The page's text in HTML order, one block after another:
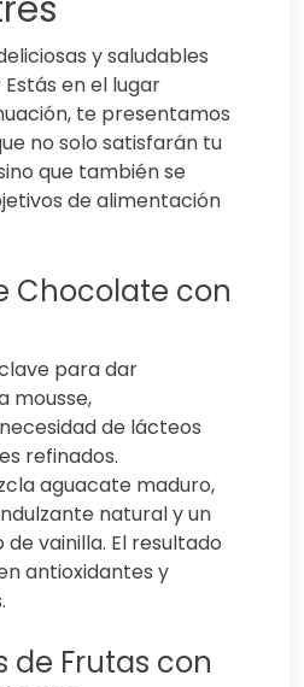
y saludables
en el lugar
te presentamos
no solo satisfarán tu
que también se
de alimentación
Chocolate con
para dar
mousse,
de lácteos
refinados.
aguacate maduro,
natural y un
vainilla. El resultado
antioxidantes y
de Frutas con